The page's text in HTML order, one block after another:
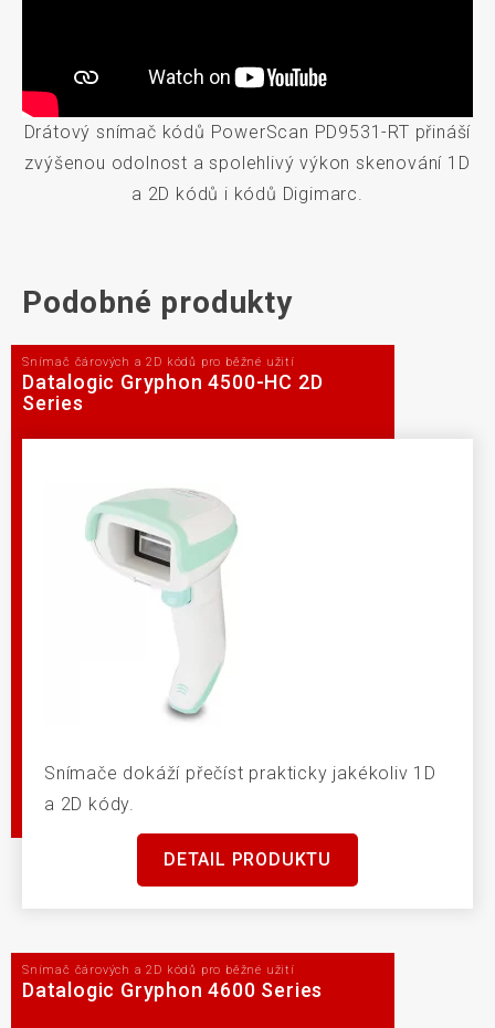
Drátový snímač kódů PowerScan PD9531-RT přináší
zvýšenou odolnost a spolehlivý výkon skenování 1D
a 2D kódů i kódů Digimarc.
Podobné produkty
Snímač čárových a 2D kódů pro běžné užití
Datalogic Gryphon 4500-HC 2D
Series
Snímače dokáží přečíst prakticky jakékoliv 1D
a 2D kódy.
DETAIL PRODUKTU
Snímač čárových a 2D kódů pro běžné užití
Datalogic Gryphon 4600 Series